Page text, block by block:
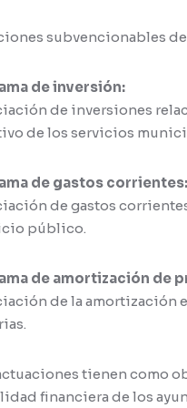
subvencionables
de inversión:
de inversiones
de los servicios
de gastos corrientes:
de gastos
público.
de amortización de
de la amortización
tienen como
financiera de los